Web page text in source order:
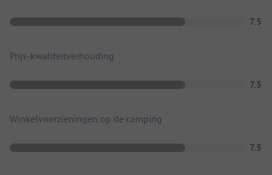
7.5
Prijs-kwaliteitverhouding
7.5
Winkelvoorzieningen op de camping
7.5